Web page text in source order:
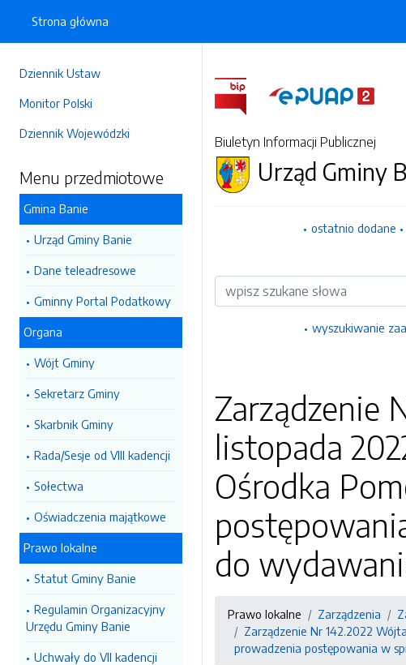
Dziennik Ustaw
Monitor Polski
Dziennik Wojewódzki
Menu przedmiotowe
Gmina Banie
Urząd Gminy Banie
Dane teleadresowe
Gminny Portal Podatkowy
Organa
Wójt Gminy
Sekretarz Gminy
Skarbnik Gminy
Rada/Sesje od VIII kadencji
Sołectwa
Oświadczenia majątkowe
Prawo lokalne
Statut Gminy Banie
Regulamin Organizacyjny
Urzędu Gminy Banie
Uchwały do VII kadencji
Strona główna
Biuletyn Informacji Publicznej
Urząd Gminy
ostatnio dodane
Wyszukiwarka
wyszukiwanie
Zarządzenie
listopada
Ośrodka
do
Prawo lokalne Zarządzenia
Zarządzenie Nr 142.2022
prowadzenia postępowania w